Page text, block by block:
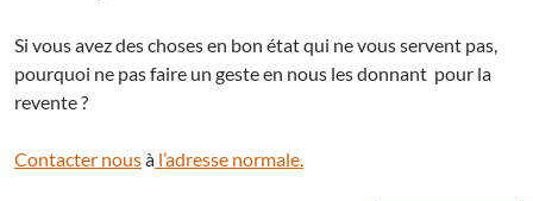
Si vous avez des choses en bon état qui ne vous servent pas,
pourquoi ne pas faire un geste en nous les donnant pour la
revente ?
Contacter nousà l’adresse normale.